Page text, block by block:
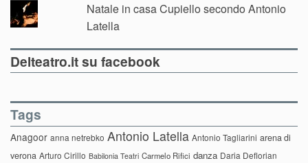
Natale in casa Cupiello secondo Antonio
Latella
Delteatro.it su facebook
Tags
Anagoor anna netrebko Antonio Latella Antonio Tagliarini arena di
verona Arturo Cirillo Babilonia Teatri Carmelo Rifici danza Daria Deflorian